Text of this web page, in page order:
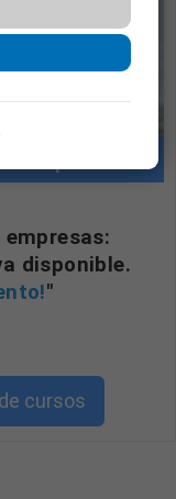
disponible.
"
cursos